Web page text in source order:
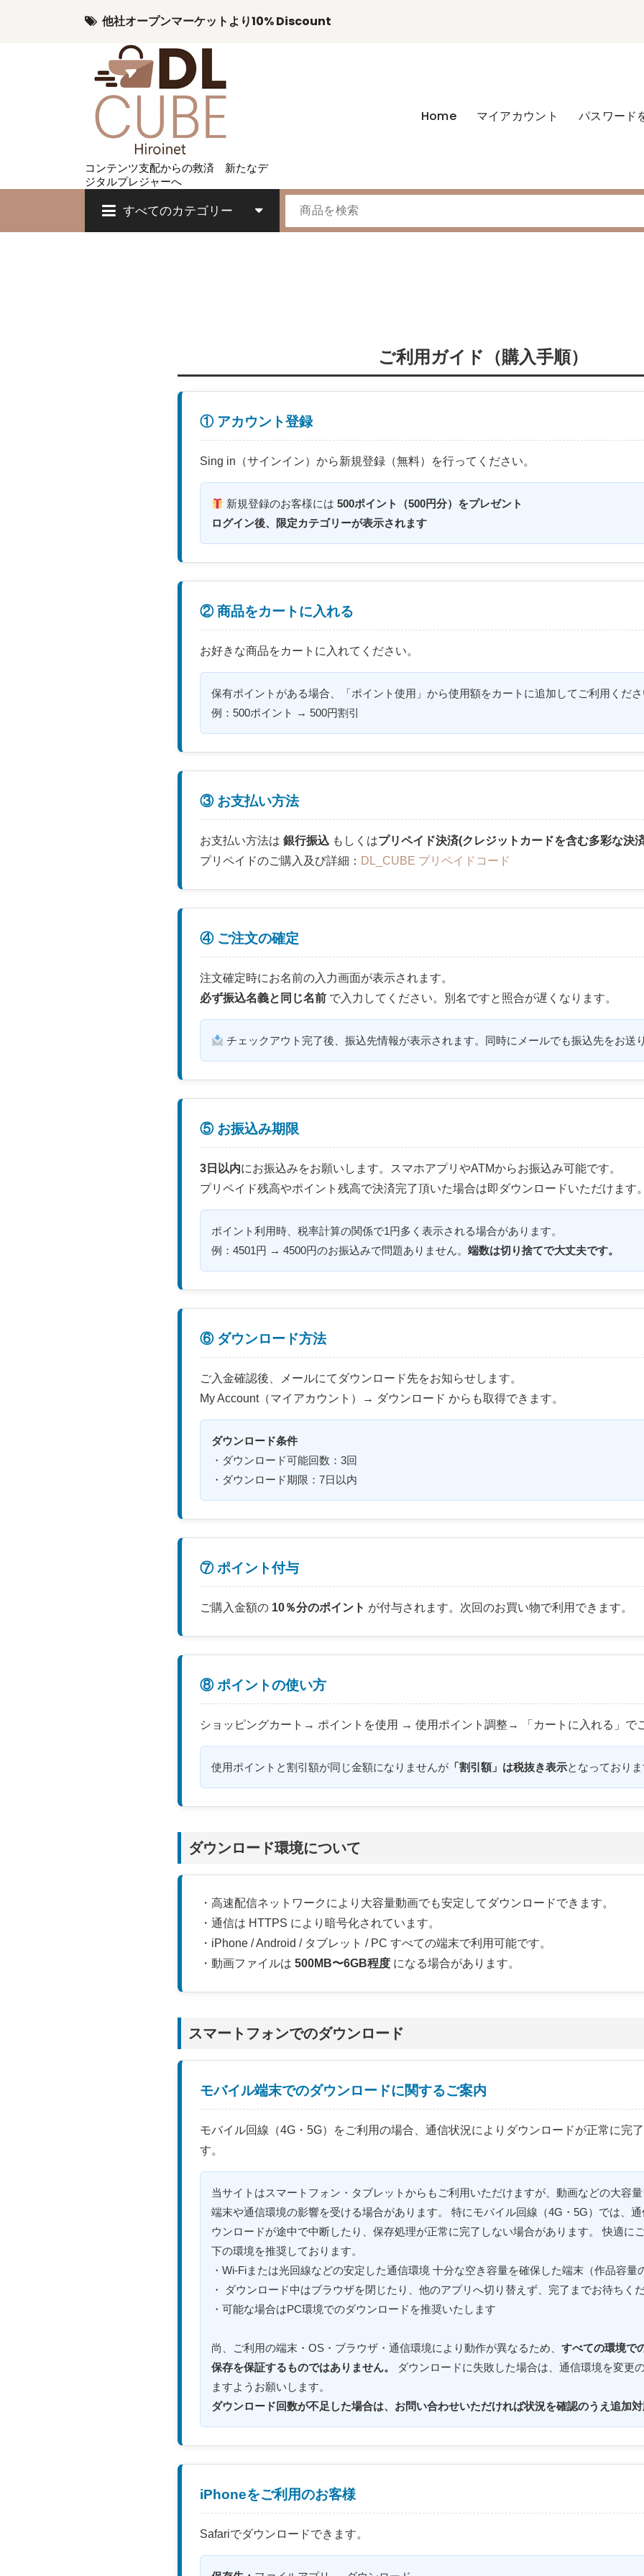
他社オープンマーケットより10% Discount
コンテンツ支配からの救済 新たなデ
ジタルプレジャーへ
Home マイアカウント パスワード
すべてのカテゴリー
ご利用ガイド（購入手順）
① アカウント登録
Sing in（サインイン）から新規登録（無料）を行ってください。
新規登録のお客様には500ポイント（500円分）をプレゼント
ログイン後、限定カテゴリーが表示されます
② 商品をカートに入れる
お好きな商品をカートに入れてください。
保有ポイントがある場合、「ポイント使用」から使用額をカートに追加してご利用くださ
例：500ポイント → 500円割引
③ お支払い方法
お支払い方法は 銀行振込 もしくはプリペイド決済(クレジットカードを含む多彩な決済
プリペイドのご購入及び詳細： DL_CUBE プリペイドコード
④ ご注文の確定
注文確定時にお名前の入力画面が表示されます。
必ず振込名義と同じ名前 で入力してください。別名ですと照合が遅くなります。
チェックアウト完了後、振込先情報が表示されます。同時にメールでも振込先をお送
⑤ お振込み期限
3日以内にお振込みをお願いします。スマホアプリやATMからお振込み可能です。
プリペイド残高やポイント残高で決済完了頂いた場合は即ダウンロードいただけます。
ポイント利用時、税率計算の関係で1円多く表示される場合があります。
例：4501円 → 4500円のお振込みで問題ありません。 端数は切り捨てで大丈夫です。
⑥ ダウンロード方法
ご入金確認後、メールにてダウンロード先をお知らせします。
My Account（マイアカウント）→ ダウンロード からも取得できます。
ダウンロード条件
・ダウンロード可能回数：3回
・ダウンロード期限：7日以内
⑦ ポイント付与
ご購入金額の 10％分のポイント が付与されます。次回のお買い物で利用できます。
⑧ ポイントの使い方
ショッピングカート→ ポイントを使用 → 使用ポイント調整→ 「カートに入れる」で
使用ポイントと割引額が同じ金額になりませんが 「割引額」は税抜き表示となっておりま
ダウンロード環境について
・高速配信ネットワークにより大容量動画でも安定してダウンロードできます。
・通信は HTTPS により暗号化されています。
・iPhone / Android / タブレット / PC すべての端末で利用可能です。
・動画ファイルは 500MB〜6GB程度 になる場合があります。
スマートフォンでのダウンロード
モバイル端末でのダウンロードに関するご案内
モバイル回線（4G・5G）をご利用の場合、通信状況によりダウンロードが正常に完
す。
当サイトはスマートフォン・タブレットからもご利用いただけますが、動画などの大容
端末や通信環境の影響を受ける場合があります。 特にモバイル回線（4G・5G）では、
ウンロードが途中で中断したり、保存処理が正常に完了しない場合があります。 快適に
下の環境を推奨しております。
・Wi-Fiまたは光回線などの安定した通信環境 十分な空き容量を確保した端末（作品容量
・ ダウンロード中はブラウザを閉じたり、他のアプリへ切り替えず、完了までお待ちく
・可能な場合はPC環境でのダウンロードを推奨いたします
尚、ご利用の端末・OS・ブラウザ・通信環境により動作が異なるため、 すべての環境で
保存を保証するものではありません。
ダウンロードに失敗した場合は、通信環境を変更
ますようお願いします。
ダウンロード回数が不足した場合は、お問い合わせいただければ状況を確認のうえ追加対
iPhoneをご利用のお客様
Safariでダウンロードできます。